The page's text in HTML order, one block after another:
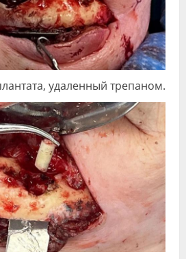
удаленный трепаном.